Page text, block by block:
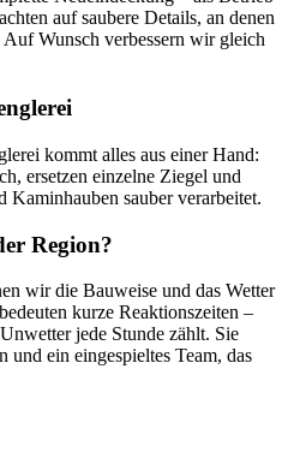
auf saubere Details, an denen
Wunsch verbessern wir gleich
kommt alles aus einer Hand:
ersetzen einzelne Ziegel und
sauber verarbeitet.
Region?
wir die Bauweise und das Wetter
kurze Reaktionszeiten –
jede Stunde zählt. Sie
und ein eingespieltes Team, das